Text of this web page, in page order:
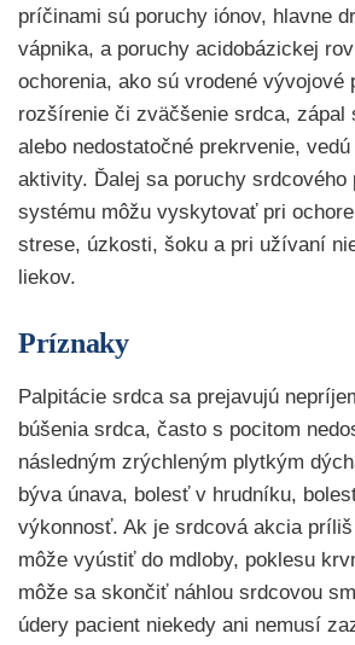
príčinami sú poruchy iónov, hlavne
vápnika, a poruchy acidobázickej
ochorenia, ako sú vrodené vývojové
rozšírenie či zväčšenie srdca, zápal
alebo nedostatočné prekrvenie,
aktivity. Ďalej sa poruchy srdcového
systému môžu vyskytovať pri
strese, úzkosti, šoku a pri užívaní
liekov.
Príznaky
Palpitácie srdca sa prejavujú
búšenia srdca, často s pocitom
následným zrýchleným plytkým
býva únava, bolesť v hrudníku,
výkonnosť. Ak je srdcová akcia
môže vyústiť do mdloby, poklesu
môže sa skončiť náhlou srdcovou
údery pacient niekedy ani nemusí